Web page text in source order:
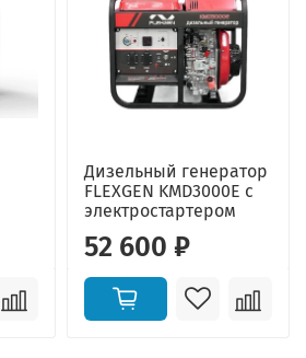
Дизельный генератор
FLEXGEN KMD3000E с
электростартером
52 600 ₽